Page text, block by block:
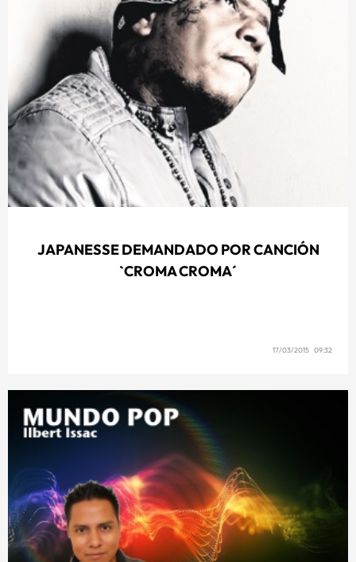
JAPANESSE DEMANDADO POR CANCIÓN
`CROMA CROMA´
17/03/2015 09:32